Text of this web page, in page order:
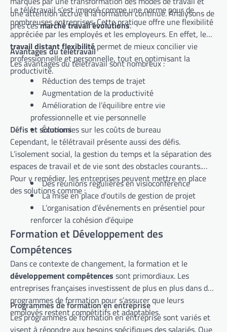
une attention accrue à la formation continue. Analysons de
près cesmarché travail évolutions.
Le télétravail s’est imposé comme une norme pour de
nombreuses entreprises. Cette pratique offre une flexibilité
appréciée par les employés et les employeurs. En effet, le
travail distant flexibilitépermet de mieux concilier vie
professionnelle et personnelle, tout en optimisant la
productivité.
Avantages du télétravail
Les avantages du télétravail sont nombreux :
Réduction des temps de trajet
Augmentation de la productivité
Amélioration de l’équilibre entre vie
professionnelle et vie personnelle
Économies sur les coûts de bureau
Défis et solutions
Cependant, le télétravail présente aussi des défis.
L’isolement social, la gestion du temps et la séparation des
espaces de travail et de vie sont des obstacles courants.
Pour y remédier, les entreprises peuvent mettre en place
des solutions comme :
Des réunions régulières en visioconférence
La mise en place d’outils de gestion de projet
L’organisation d’événements en présentiel pour
renforcer la cohésion d’équipe
Formation et Développement des
Compétences
Dans ce contexte de changement, la formation et le
développement compétences sont primordiaux. Les
entreprises françaises investissent de plus en plus dans des
programmes de formation pour s’assurer que leurs
employés restent compétitifs et adaptables.
Programmes de formation en entreprise
Les programmes de formation en entreprise sont variés et